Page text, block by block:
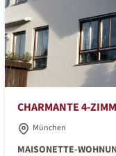
CHARMANTE 4-
BALKON
München
MAISONETTE-